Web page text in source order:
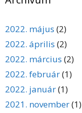
2022. május (2)
2022. április (2)
2022. március (2)
2022. február(1)
2022. január(1)
2021. november(1)